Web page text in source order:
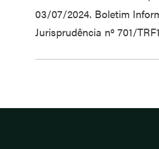
03/07/2024. Boletim
Jurisprudência nº 701/